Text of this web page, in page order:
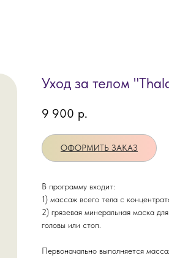
Уход за телом
9 900 р.
ОФОРМИТЬ ЗАКАЗ
В программу входит:
1) массаж всего тела с
2) грязевая минеральная маска
головы или стоп.
Первоначально выполняется